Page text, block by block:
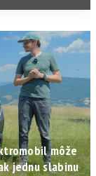
môže
jednu slabinu